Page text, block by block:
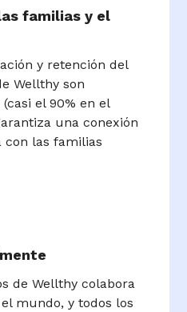
familias y el
y retención del
Wellthy son
el 90% en el
una conexión
con las familias
de Wellthy colabora
mundo, y todos los